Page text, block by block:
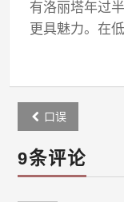
有洛丽塔年过
更具魅力。在
Post
navigation
口误
9条评论